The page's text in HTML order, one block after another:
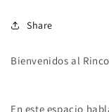
Share
Bienvenidos al
En este espacio